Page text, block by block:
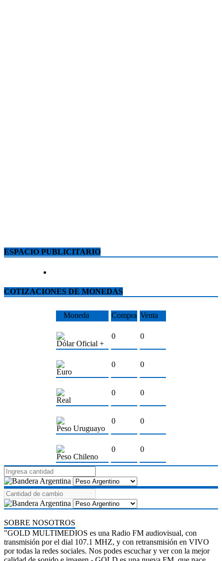
ESPACIO PUBLICITARIO
COTIZACIONES DE MONEDAS
Moneda Compra Venta
Dólar Oficial +
0 0
Euro
0 0
Real
0 0
Peso Uruguayo
0 0
Peso Chileno
0 0
SOBRE NOSOTROS
"GOLD MULTIMEDIOS es una Radio FM audiovisual, con
transmisión por el dial 107.1 MHZ, y con retransmisión en VIVO
por todas la redes sociales. Nos podes escuchar y ver con la mejor